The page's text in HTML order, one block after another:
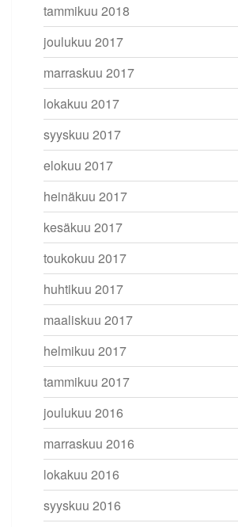
tammikuu 2018
joulukuu 2017
marraskuu 2017
lokakuu 2017
syyskuu 2017
elokuu 2017
heinäkuu 2017
kesäkuu 2017
toukokuu 2017
huhtikuu 2017
maaliskuu 2017
helmikuu 2017
tammikuu 2017
joulukuu 2016
marraskuu 2016
lokakuu 2016
syyskuu 2016